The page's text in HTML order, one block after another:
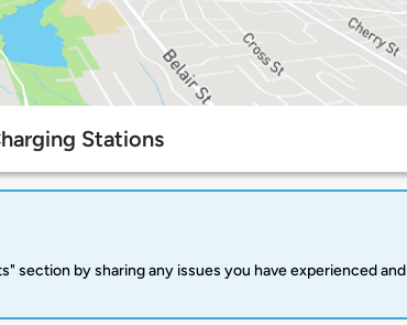
Stations
section by sharing any issues you have experienced